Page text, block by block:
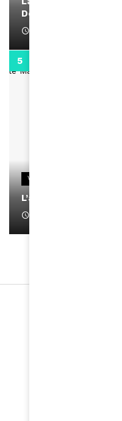
Docteur Makanda
VIDEOS
L’artiste Yoan